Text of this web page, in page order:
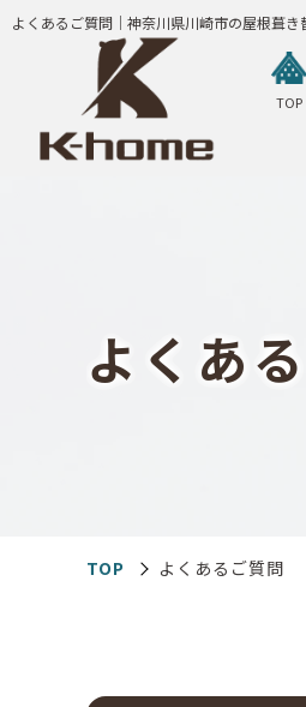
よくあるご質問｜神奈川県川崎市の屋根葺
TOP
よ く ある
TOP よくあるご質問